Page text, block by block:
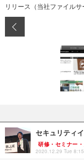
リリース（当社ファイル
セキュリティ
研修・セミナー
2020.12.29 Tue 8:15